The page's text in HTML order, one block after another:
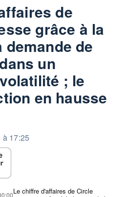
de
grâce à la
demande de
un
; le
en hausse
à 17:25
Le chiffre d'affaires de Circle